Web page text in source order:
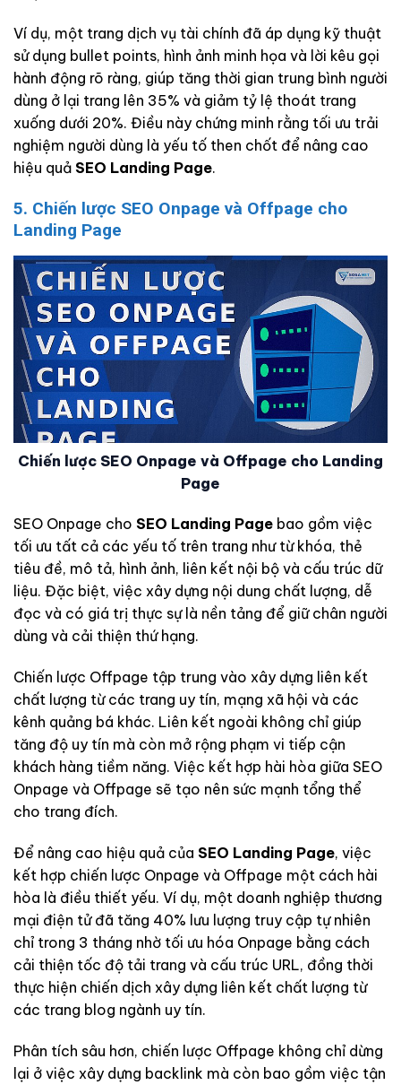
Ví dụ, một trang dịch vụ tài chính đã áp dụng kỹ thuật
sử dụng bullet points, hình ảnh minh họa và lời kêu gọi
hành động rõ ràng, giúp tăng thời gian trung bình người
dùng ở lại trang lên 35% và giảm tỷ lệ thoát trang
xuống dưới 20%. Điều này chứng minh rằng tối ưu trải
nghiệm người dùng là yếu tố then chốt để nâng cao
hiệu quả SEO Landing Page.
5. Chiến lược SEO Onpage và Offpage cho
Landing Page
Chiến lược SEO Onpage và Offpage cho Landing
Page
SEO Onpage cho SEO Landing Page bao gồm việc
tối ưu tất cả các yếu tố trên trang như từ khóa, thẻ
tiêu đề, mô tả, hình ảnh, liên kết nội bộ và cấu trúc dữ
liệu. Đặc biệt, việc xây dựng nội dung chất lượng, dễ
đọc và có giá trị thực sự là nền tảng để giữ chân người
dùng và cải thiện thứ hạng.
Chiến lược Offpage tập trung vào xây dựng liên kết
chất lượng từ các trang uy tín, mạng xã hội và các
kênh quảng bá khác. Liên kết ngoài không chỉ giúp
tăng độ uy tín mà còn mở rộng phạm vi tiếp cận
khách hàng tiềm năng. Việc kết hợp hài hòa giữa SEO
Onpage và Offpage sẽ tạo nên sức mạnh tổng thể
cho trang đích.
Để nâng cao hiệu quả của SEO Landing Page, việc
kết hợp chiến lược Onpage và Offpage một cách hài
hòa là điều thiết yếu. Ví dụ, một doanh nghiệp thương
mại điện tử đã tăng 40% lưu lượng truy cập tự nhiên
chỉ trong 3 tháng nhờ tối ưu hóa Onpage bằng cách
cải thiện tốc độ tải trang và cấu trúc URL, đồng thời
thực hiện chiến dịch xây dựng liên kết chất lượng từ
các trang blog ngành uy tín.
Phân tích sâu hơn, chiến lược Offpage không chỉ dừng
lại ở việc xây dựng backlink mà còn bao gồm việc tận